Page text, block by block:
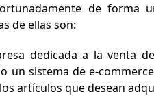
de forma
de ellas son:
dedicada a la venta
un sistema de e-
artículos que desean